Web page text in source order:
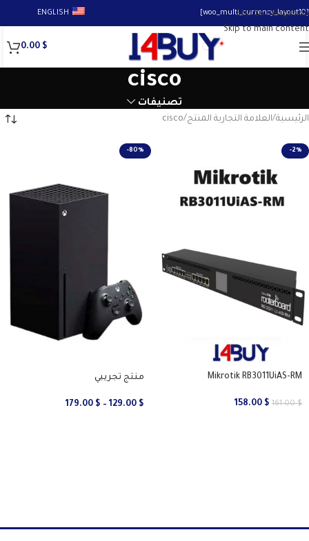
Skip to navigation
Skip to main content
[woo_multi_currency_layout10]
ENGLISH
0.00 $
cisco
تصنيفات
الرئيسية العلامة التجارية المنتج cisco
-2%
Mikrotik RB3011UiAS-RM
161.00$
158.00 $
-80%
منتج تجريبي
129.00 $
–
179.00 $